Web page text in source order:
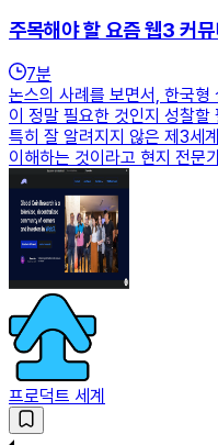
주목해야 할 요즘 웹3 커
7분
논스의 사례를 보면서, 한국형
이 정말 필요한 것인지 성찰
특히 잘 알려지지 않은 제3세
이해하는 것이라고 현지 전문
프로덕트 세계